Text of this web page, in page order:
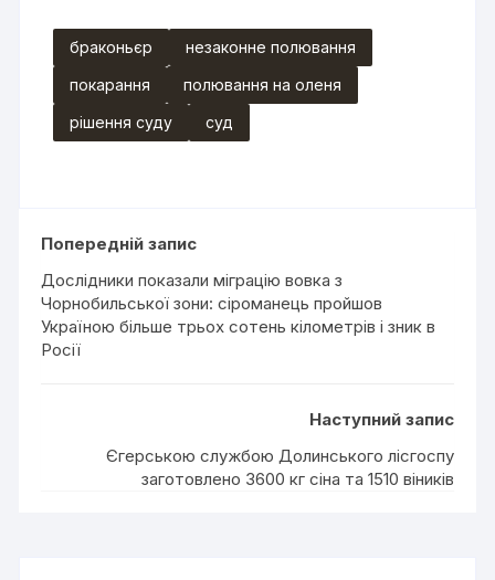
браконьєр
незаконне полювання
покарання
полювання на оленя
рішення суду
суд
Попередній запис
Дослідники показали міграцію вовка з
Чорнобильської зони: сіроманець пройшов
Україною більше трьох сотень кілометрів і зник в
Росії
Наступний запис
Єгерською службою Долинського лісгоспу
заготовлено 3600 кг сіна та 1510 віників